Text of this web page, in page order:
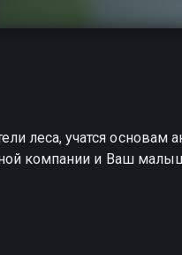
леса, учатся основам
компании и Ваш